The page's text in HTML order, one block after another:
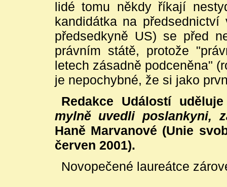
lidé tomu někdy říkají
kandidátka na
předsedkyně US) se před
právním státě, protože
letech zásadně podceněna"
je nepochybné, že si jako
Redakce Událostí
mylně uvedli poslankyni,
Haně Marvanové (Unie
červen 2001).
Novopečené laureátce